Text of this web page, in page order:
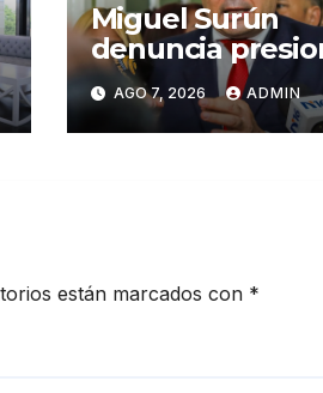
Miguel Surún
denuncia
sobre jueces de
Suprema Corte
Justicia
AGO 7, 2026 ADMIN
están marcados con *